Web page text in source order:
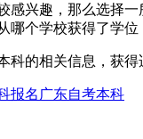
趣，那么选择一
哪个学校获得了学
相关信息，获得
报名 广东自考本科